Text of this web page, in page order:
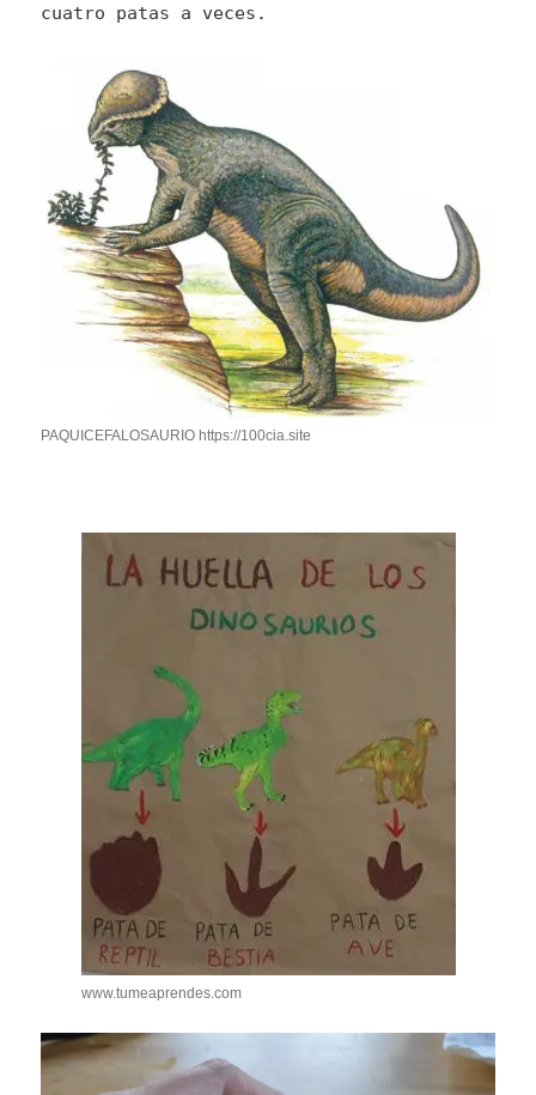
cuatro patas a veces.
PAQUICEFALOSAURIO https://100cia.site
www.tumeaprendes.com